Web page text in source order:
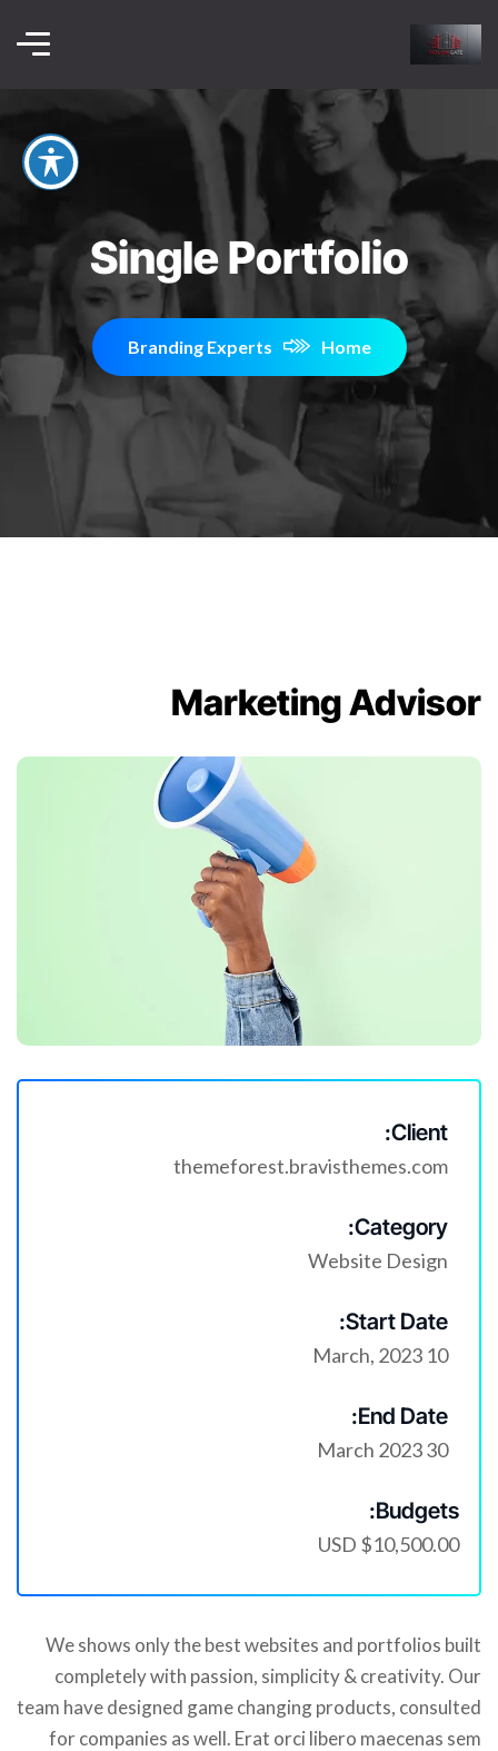
Single Portfolio
Home
Branding Experts
Marketing Advisor
Client:
themeforest.bravisthemes.com
Category:
Website Design
Start Date:
10 March, 2023
End Date:
30 March 2023
Budgets:
$10,500.00 USD
We shows only the best websites and portfolios built
completely with passion, simplicity & creativity. Our
team have designed game changing products, consulted
for companies as well. Erat orci libero maecenas sem